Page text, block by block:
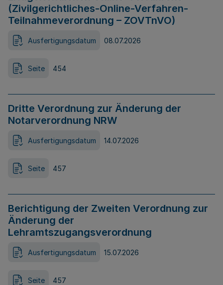
(Zivilgerichtliches-Online-Verfahren-
Teilnahmeverordnung – ZOVTnVO)
Ausfertigungsdatum 08.07.2026
Seite 454
Dritte Verordnung zur Änderung der
Notarverordnung NRW
Ausfertigungsdatum 14.07.2026
Seite 457
Berichtigung der Zweiten Verordnung zur
Änderung der
Lehramtszugangsverordnung
Ausfertigungsdatum 15.07.2026
Seite 457